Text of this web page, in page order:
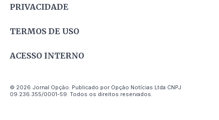
PRIVACIDADE
TERMOS DE USO
ACESSO INTERNO
© 2026 Jornal Opção. Publicado por Opção Notícias Ltda CNPJ
09.236.355/0001-59. Todos os direitos reservados.